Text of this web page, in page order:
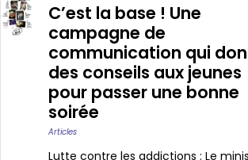
C’est la base ! Une
campagne de
communication qui
des conseils aux jeunes
pour passer une bonne
soirée
Articles
Lutte contre les addictions : Le